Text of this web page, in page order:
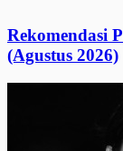
Rekomendasi
(Agustus 2026)